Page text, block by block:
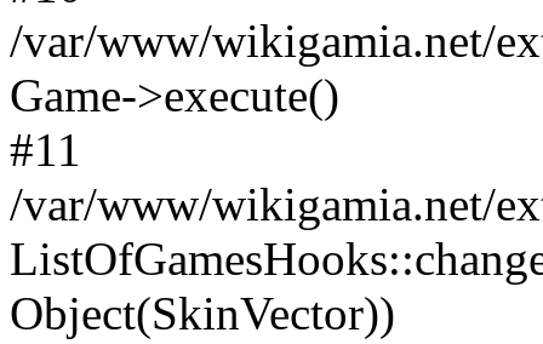
/var/www/wikigamia.net/
Game->execute()
#11
/var/www/wikigamia.net/
Object(SkinVector))